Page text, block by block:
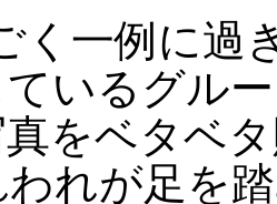
く一例に過
いるグル
をベタベ
われが足を